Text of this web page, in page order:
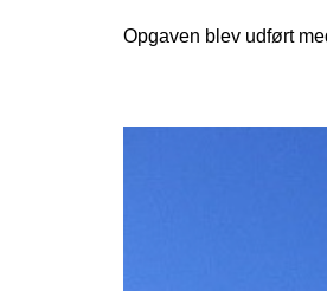
Opgaven blev udført